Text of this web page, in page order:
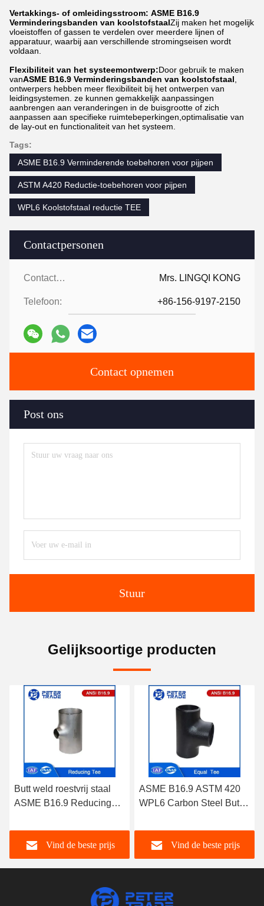
Contactpersonen
Contactpersonen: Mrs. LINGQI KONG
Telefoon: +86-156-9197-2150
Contact opnemen
Post ons
Stuur
Vertakkings- of omleidingsstroom: ASME B16.9
Verminderingsbanden van koolstofstaalZij maken het mogelijk
vloeistoffen of gassen te verdelen over meerdere lijnen of
apparatuur, waarbij aan verschillende stromingseisen wordt
voldaan.
Flexibiliteit van het systeemontwerp:Door gebruik te maken
vanASME B16.9 Verminderingsbanden van koolstofstaal,
ontwerpers hebben meer flexibiliteit bij het ontwerpen van
leidingsystemen. ze kunnen gemakkelijk aanpassingen
aanbrengen aan veranderingen in de buisgrootte of zich
aanpassen aan specifieke ruimtebeperkingen,optimalisatie van
de lay-out en functionaliteit van het systeem.
Tags:
ASME B16.9 Verminderende toebehoren voor pijpen
ASTM A420 Reductie-toebehoren voor pijpen
WPL6 Koolstofstaal reductie TEE
Gelijksoortige producten
Butt weld roestvrij staal
ASME B16.9 Reducing
SCHXXS ASTM WP304
WP316 Vind de beste prijs
ASME B16.9 ASTM 420
WPL6 Carbon Steel Butt
tot 48 Inch SCH40 voor
waterbehandeling
Vind de beste prijs